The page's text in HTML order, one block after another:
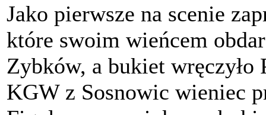
Jako pierwsze na scenie
które swoim wieńcem
Zybków, a bukiet wręczyło
KGW z Sosnowic wieniec